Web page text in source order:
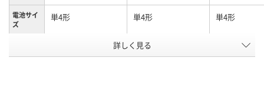
電池サイ
ズ
単4形 単4形 単4形
60
詳しく見る